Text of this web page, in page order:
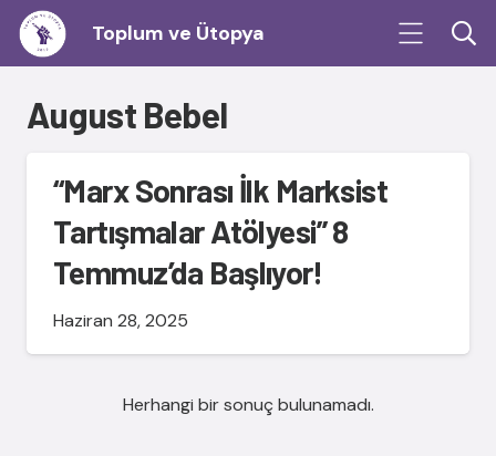
Toplum ve Ütopya
August Bebel
“Marx Sonrası İlk Marksist
Tartışmalar Atölyesi” 8
Temmuz’da Başlıyor!
Haziran 28, 2025
Herhangi bir sonuç bulunamadı.